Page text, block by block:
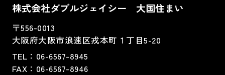
株式会社ダブルジェイシー 大国住まい
〒556-0013
大阪府大阪市浪速区戎本町１丁目5-20
TEL： 06-6567-8945
FAX：06-6567-8946